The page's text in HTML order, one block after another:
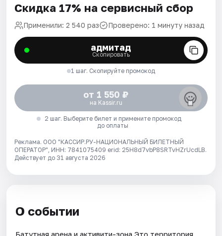
Скидка 17% на сервисный сбор
Применили: 2 540 раз Проверено: 1 минуту назад
адмитад
Скопировать
1 шаг. Скопируйте промокод
от 1 550 ₽
на Kassir.ru
2 шаг. Выберите билет и примените промокод
до оплаты
Реклама. ООО "КАССИР.РУ-НАЦИОНАЛЬНЫЙ БИЛЕТНЫЙ
ОПЕРАТОР", ИНН: 7841075409 erid: 25H8d7vbP8SRTvHZrUcdLB.
Действует до 31 августа 2026
О событии
Батутная арена и активити-зона Это территория